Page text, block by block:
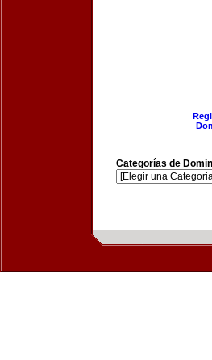
Categorías de